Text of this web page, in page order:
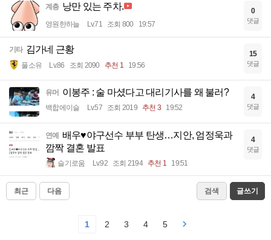
계층 낭만 있는 주차.
영원한하늘 Lv.71 조회 800 19:57
0
댓글
기타 김가네 근황
풀소유 Lv.86 조회 2090 추천 1 19:56
15
댓글
유머 이봉주 : 술 마셨다고 대리기사를 왜 불러?
백합에이슬 Lv.57 조회 2019 추천 3 19:52
4
댓글
연예 배우♥야구선수 부부 탄생…지안, 엄정욱과
깜짝 결혼 발표
슬기로움 Lv.92 조회 2194 추천 1 19:51
4
댓글
최근 다음 검색 글쓰기
1 2 3 4 5